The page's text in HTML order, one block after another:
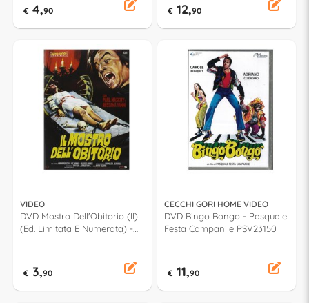
€ 4,90 € 12,90
VIDEO
DVD Mostro Dell'Obitorio (Il)
(Ed. Limitata E Numerata) -
€ 3,90
CECCHI GORI HOME VIDEO
DVD Bingo Bongo - Pasquale
Festa Campanile PSV23150
€ 11,90